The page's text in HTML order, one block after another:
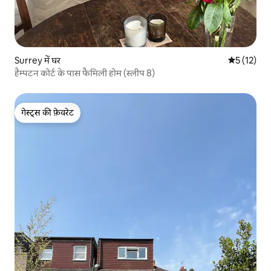
Surrey में घर औसत रेटिंग
5 (12)
हैम्पटन कोर्ट के पास फैमिली होम (स्लीप 8)
गेस्ट्स की फ़ेवरेट
गेस्ट्स की फ़ेवरेट